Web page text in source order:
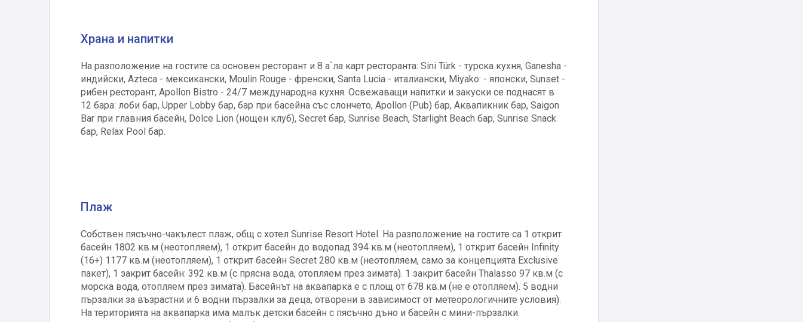
Храна и напитки
На разположение на гостите са основен ресторант и 8 а`ла карт ресторанта: Sini Türk - турска кухня, Ganesha -
индийски, Azteca - мексикански, Moulin Rouge - френски, Santa Lucia - италиански, Miyako: - японски, Sunset -
рибен ресторант, Apollon Bistro - 24/7 международна кухня. Освежаващи напитки и закуски се поднасят в
12 бара: лоби бар, Upper Lobby бар, бар при басейна със слончето, Apollon (Pub) бар, Аквапикник бар, Saigon
Bar при главния басейн, Dolce Lion (нощен клуб), Secret бар, Sunrise Beach, Starlight Beach бар, Sunrise Snack
бар, Relax Pool бар.
Плаж
Собствен пясъчно-чакълест плаж, общ с хотел Sunrise Resort Hotel. На разположение на гостите са 1 открит
басейн 1802 кв.м (неотопляем), 1 открит басейн до водопад 394 кв.м (неотопляем), 1 открит басейн Infinity
(16+) 1177 кв.м (неотопляем), 1 открит басейн Secret 280 кв.м (неотопляем, само за концепцията Exclusive
пакет), 1 закрит басейн: 392 кв.м (с прясна вода, отопляем през зимата). 1 закрит басейн Thalasso 97 кв.м (с
морска вода, отопляем през зимата). Басейнът на аквапарка е с площ от 678 кв.м (не е отопляем). 5 водни
пързалки за възрастни и 6 водни пързалки за деца, отворени в зависимост от метеорологичните условия).
На територията на аквапарка има малък детски басейн с пясъчно дъно и басейн с мини-пързалки.